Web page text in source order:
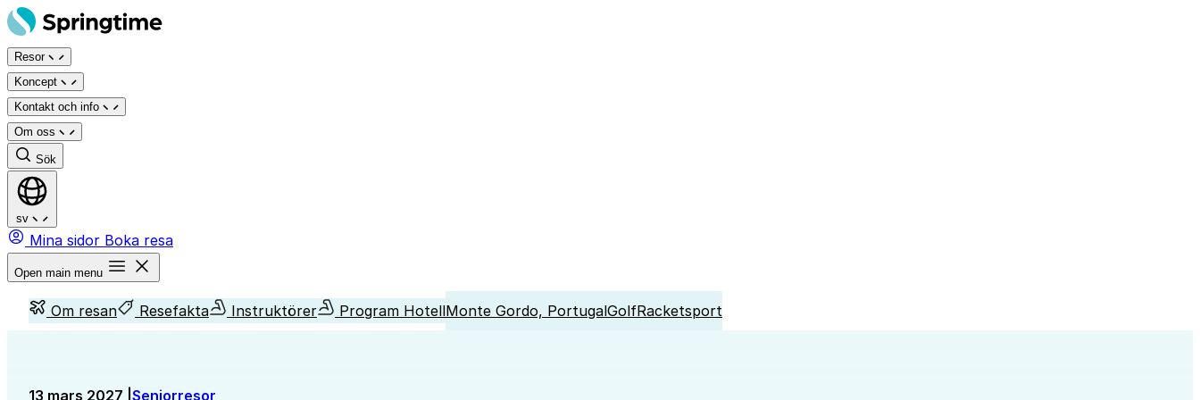
Hoppa
till
innehåll
Resor
Koncept
Kontakt och info
Om oss
Sök
sv
Mina sidor Boka resa
Open main menu
Om resan Resefakta Instruktörer Program HotellMonte Gordo, PortugalGolfRacketsport
13 mars 2027 | Seniorresor